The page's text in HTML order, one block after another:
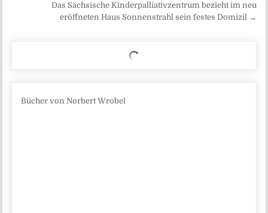
Das Sächsische Kinderpalliativzentrum bezieht im neu
eröffneten Haus Sonnenstrahl sein festes Domizil →
Bücher von Norbert Wrobel